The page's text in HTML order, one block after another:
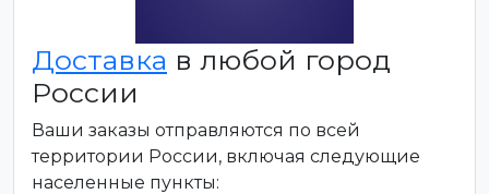
Доставка в любой город
России
Ваши заказы отправляются по всей
территории России, включая следующие
населенные пункты: